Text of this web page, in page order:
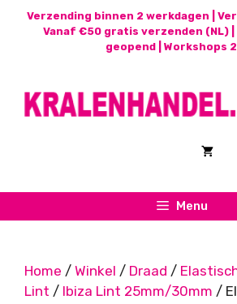
Verzending binnen 2 werkdagen |
Vanaf €50 gratis verzenden (NL) |
geopend | Workshops
Menu
Home / Winkel / Draad /
Lint / Ibiza Lint 25mm/30mm /